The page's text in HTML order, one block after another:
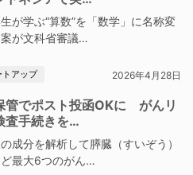
が学ぶ“算数”を「数学」に名称変
が文科省審議…
トアップ 2026年4月28日
管でポスト投函OKに がんリ
査手続きを…
成分を解析して膵臓（すいぞう）
最大6つのがん…